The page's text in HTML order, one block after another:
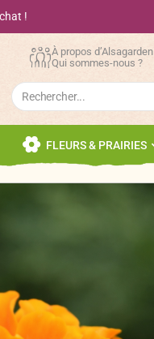
!
À propos d’Alsagarden
Qui sommes-nous ?
Search
for:
FLEURS & PRAIRIES